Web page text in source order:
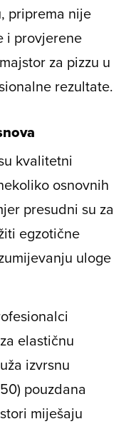
priprema nije
i provjerene
za pizzu u
rezultate.
kvalitetni
osnovnih
presudni su za
egzotične
uloge
elastičnu
izvrsnu
pouzdana
miješaju